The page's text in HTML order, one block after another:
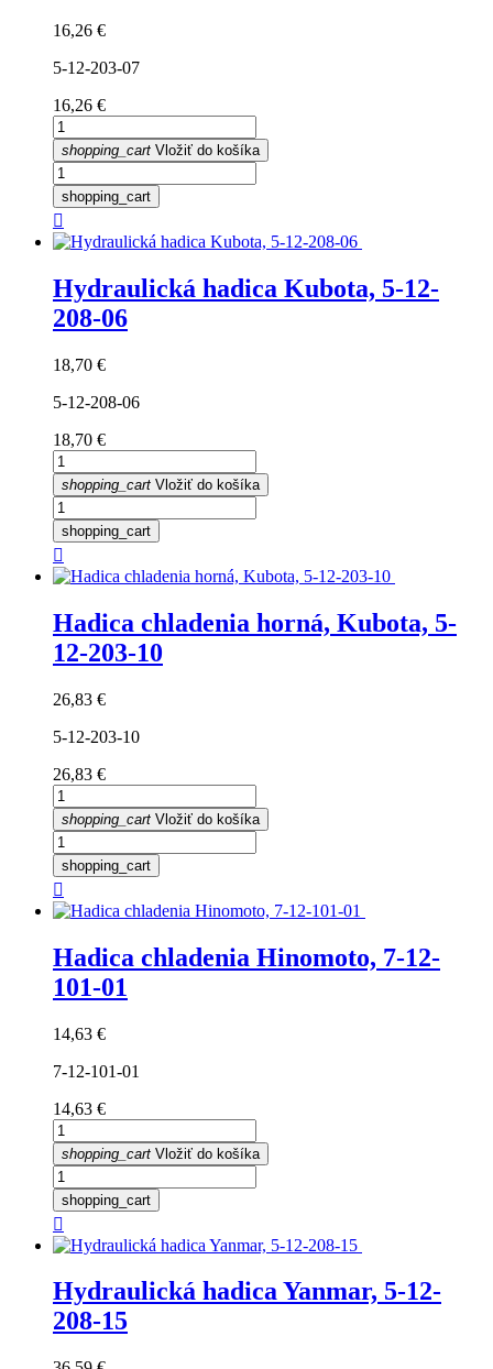
Cena
16,26 €
5-12-203-07
Cena
16,26 €
shopping_cart Vložiť do košíka
shopping_cart

Hydraulická hadica Kubota, 5-12-
208-06
Cena
18,70 €
5-12-208-06
Cena
18,70 €
shopping_cart Vložiť do košíka
shopping_cart

Hadica chladenia horná, Kubota, 5-
12-203-10
Cena
26,83 €
5-12-203-10
Cena
26,83 €
shopping_cart Vložiť do košíka
shopping_cart

Hadica chladenia Hinomoto, 7-12-
101-01
Cena
14,63 €
7-12-101-01
Cena
14,63 €
shopping_cart Vložiť do košíka
shopping_cart

Hydraulická hadica Yanmar, 5-12-
208-15